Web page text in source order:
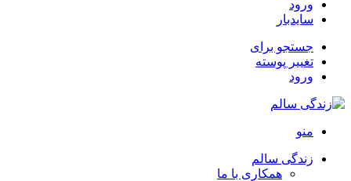
ورود
سایدبار
جستجو برای
تغییر پوسته
ورود
منو
زندگی سالم
همکاری با ما